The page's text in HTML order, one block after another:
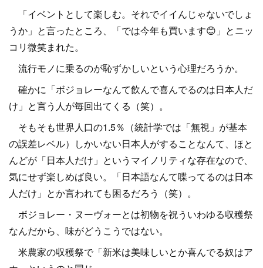
「イベントとして楽しむ。それでイイんじゃないでしょ
うか」と言ったところ、「では今年も買います😊」とニッ
コリ微笑まれた。
流行モノに乗るのが恥ずかしいという心理だろうか。
確かに「ボジョレーなんて飲んで喜んでるのは日本人だ
け」と言う人が毎回出てくる（笑）。
そもそも世界人口の1.5％（統計学では「無視」が基本
の誤差レベル）しかいない日本人がすることなんて、ほと
んどが「日本人だけ」というマイノリティな存在なので、
気にせず楽しめば良い。「日本語なんて喋ってるのは日本
人だけ」とか言われても困るだろう（笑）。
ボジョレー・ヌーヴォーとは初物を祝ういわゆる収穫祭
なんだから、味がどうこうではない。
米農家の収穫祭で「新米は美味しいとか喜んでる奴はア